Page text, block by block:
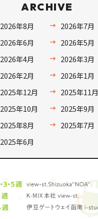
ARCHIVE
2026年8月
2026年7月
2026年6月
2026年5月
2026年4月
2026年3月
2026年2月
2026年1月
2025年12月
2025年11月
2025年10月
2025年9月
2025年8月
2025年7月
2025年6月